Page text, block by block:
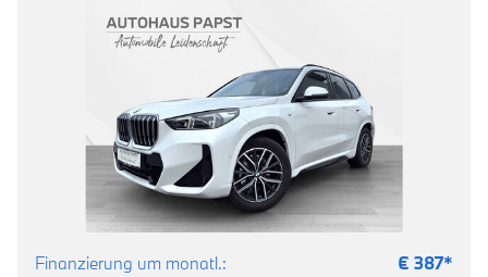
Finanzierung um monatl.: € 387*